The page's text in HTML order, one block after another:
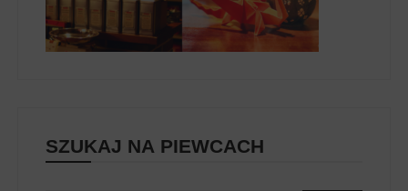
SZUKAJ NA PIEWCACH